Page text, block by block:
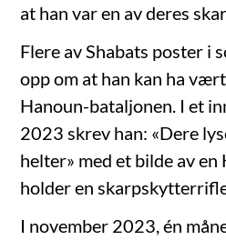
at han var en av deres
Flere av Shabats poster i
opp om at han kan ha
Hanoun-bataljonen. I et
2023 skrev han: «Dere
helter» med et bilde av
holder en
I november 2023, én